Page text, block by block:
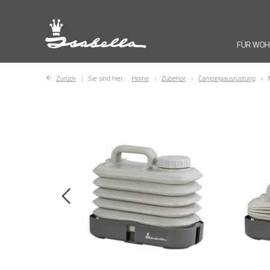
FÜR
Zurück Sie sind hier: Home Zubehör Campingausrüstung